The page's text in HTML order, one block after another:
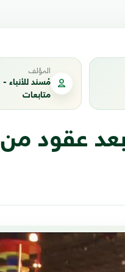
المؤلف
مُسند للأنباء -
متابعات
عقود من